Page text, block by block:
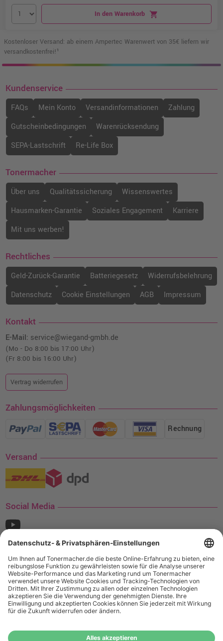
In den Warenkorb shopping_cart
Kostenloser Versand: ab einem Ampertec Warenwert von 35€ liefern wir
versandkostenfrei!¹
Kundenservice
FAQs Mein Konto Versandinformationen
Zahlung
Gutscheinbedingungen
Warenrücksendung
SEPA-Lastschrift
Re-Life Box
Tonermacher
Über uns Qualitätssicherung
Wissenswertes
Hausmarken-Garantie
Soziales Engagement
Karriere
Mit uns werben!
Rechtliches
Geld-Zurück-Garantie Batteriegesetz
Widerrufsbelehrung
Datenschutz
Cookie Einstellungen AGB Impressum
Kontakt
E-Mail: service@wiegand-gmbh.de
(Mo - Do 8:00 bis 17:00 Uhr)
(Fr 8:00 bis 16:00 Uhr)
Vertrag widerrufen
Zahlungsmöglichkeiten
Rechnung
Versand
Social Media
¹ Nur gültig für den Versand innerhalb Deutschlands. Befindet sich ein Warenwert
von mindestens 35€ (inkl. Mwst.) an Ampertec Artikeln in Ihrem Warenkorb, ist der
Versand für Sie kostenfrei.